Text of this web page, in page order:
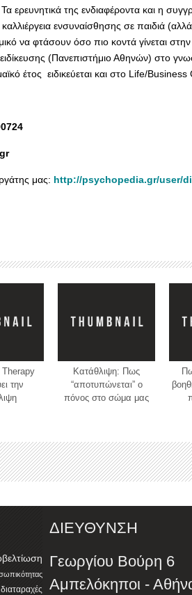
ερευνητικά της ενδιαφέροντα και η
ενσυναίσθησης σε παιδιά
να φτάσουν όσο πιο κοντά γίνεται
(Πανεπιστήμιο Αθηνών) στο
έτος ειδικεύεται και στο Life/Business
μας: http://psychopedia.gr/user/
την
Κατάθλιψη: Πως
“αποτυπώνεται” ο
πόνος στο σώμα μας
ΔΙΕΥΘΥΝΣΗ
Γεωργίου Βούρη 6
Αμπελόκηποι -